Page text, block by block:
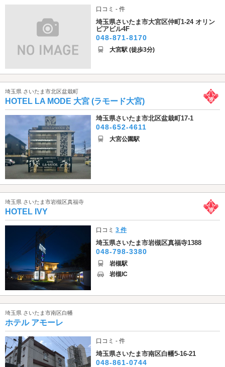
口コミ - 件
埼玉県さいたま市大宮区仲町1-24 オリン
ピアビル4F
048-871-8170
大宮駅 (徒歩3分)
埼玉県 さいたま市北区盆栽町
HOTEL LA MODE 大宮 (ラモード大宮)
埼玉県さいたま市北区盆栽町17-1
048-652-4611
大宮公園駅
埼玉県 さいたま市岩槻区真福寺
HOTEL IVY
口コミ3 件
埼玉県さいたま市岩槻区真福寺1388
048-798-3380
岩槻駅
岩槻IC
埼玉県 さいたま市南区白幡
ホテル アモーレ
口コミ - 件
埼玉県さいたま市南区白幡5-16-21
048-861-0744